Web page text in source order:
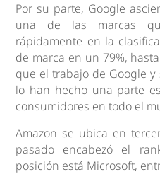
Por su parte, Google
una de las marcas
rápidamente en la
de marca en un 79%,
que el trabajo de Google
lo han hecho una parte
consumidores en todo el
Amazon se ubica en
pasado encabezó el
posición está Microsoft,